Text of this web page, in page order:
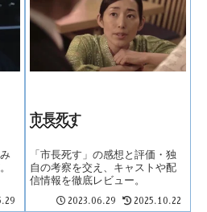
市長死す
「市長死す」の感想と評価・独
自の考察を交え、キャストや配
信情報を徹底レビュー。
2023.06.29 2025.10.22